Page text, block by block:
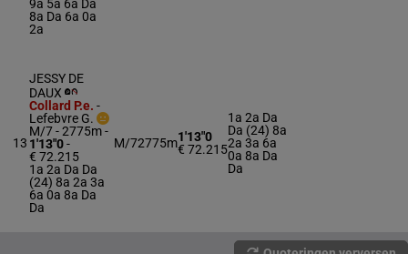
9a 5a 6a Da
8a Da 6a 0a
2a
13
JESSY DE
DAUX
Collard P.e. -
Lefebvre G.
M/7 - 2775m-
1'13"0-
€ 72.215
1a 2a Da Da
(24) 8a 2a 3a
6a 0a 8a Da
Da
M/72775m1'13"0
€ 72.215
1a 2a Da
Da (24) 8a
2a 3a 6a
0a 8a Da
Da